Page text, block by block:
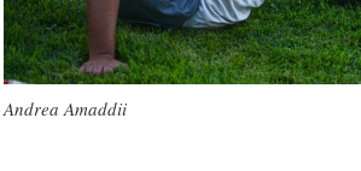
Andrea Amaddii